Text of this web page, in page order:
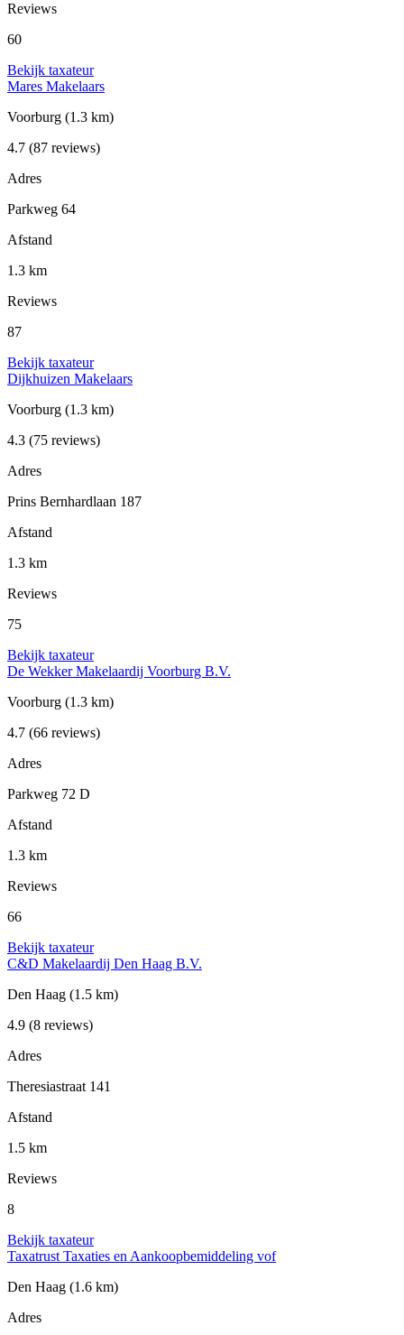
Reviews
60
Bekijk taxateur
Mares Makelaars
Voorburg (1.3 km)
4.7 (87 reviews)
Adres
Parkweg 64
Afstand
1.3 km
Reviews
87
Bekijk taxateur
Dijkhuizen Makelaars
Voorburg (1.3 km)
4.3 (75 reviews)
Adres
Prins Bernhardlaan 187
Afstand
1.3 km
Reviews
75
Bekijk taxateur
De Wekker Makelaardij Voorburg B.V.
Voorburg (1.3 km)
4.7 (66 reviews)
Adres
Parkweg 72 D
Afstand
1.3 km
Reviews
66
Bekijk taxateur
C&D Makelaardij Den Haag B.V.
Den Haag (1.5 km)
4.9 (8 reviews)
Adres
Theresiastraat 141
Afstand
1.5 km
Reviews
8
Bekijk taxateur
Taxatrust Taxaties en Aankoopbemiddeling vof
Den Haag (1.6 km)
Adres